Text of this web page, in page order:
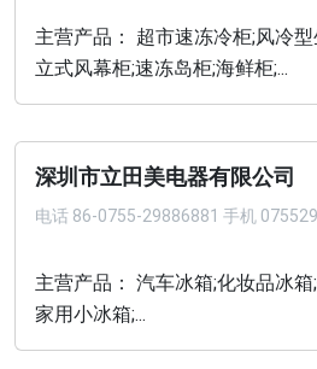
主营产品： 超市速冻冷柜;风冷
立式风幕柜;速冻岛柜;海鲜柜;...
深圳市立田美电器有限公司
电话 86-0755-29886881 手机
主营产品： 汽车冰箱;化妆品冰
家用小冰箱;...